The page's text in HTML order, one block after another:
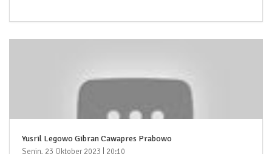
Yusril Legowo Gibran Cawapres Prabowo
Senin, 23 Oktober 2023 | 20:10